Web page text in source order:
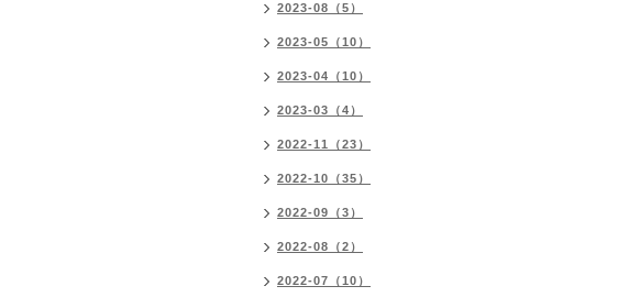
2023-08（5）
2023-05（10）
2023-04（10）
2023-03（4）
2022-11（23）
2022-10（35）
2022-09（3）
2022-08（2）
2022-07（10）